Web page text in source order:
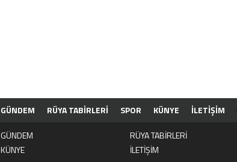
GÜNDEM RÜYA TABİRLERİ SPOR KÜNYE İLETİŞİM
GÜNDEM
RÜYA TABİRLERİ
KÜNYE
İLETİŞİM